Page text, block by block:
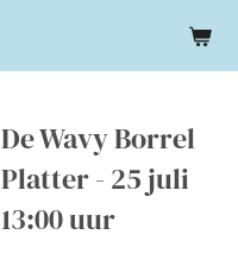
De Wavy Borrel
Platter - 25 juli
13:00 uur